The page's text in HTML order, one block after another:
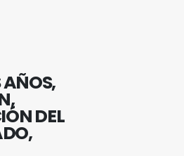
AÑOS,
DEL